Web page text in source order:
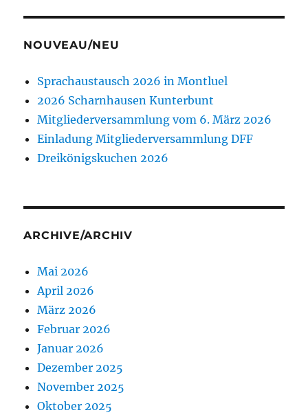
NOUVEAU/NEU
Sprachaustausch 2026 in Montluel
2026 Scharnhausen Kunterbunt
Mitgliederversammlung vom 6. März 2026
Einladung Mitgliederversammlung DFF
Dreikönigskuchen 2026
ARCHIVE/ARCHIV
Mai 2026
April 2026
März 2026
Februar 2026
Januar 2026
Dezember 2025
November 2025
Oktober 2025